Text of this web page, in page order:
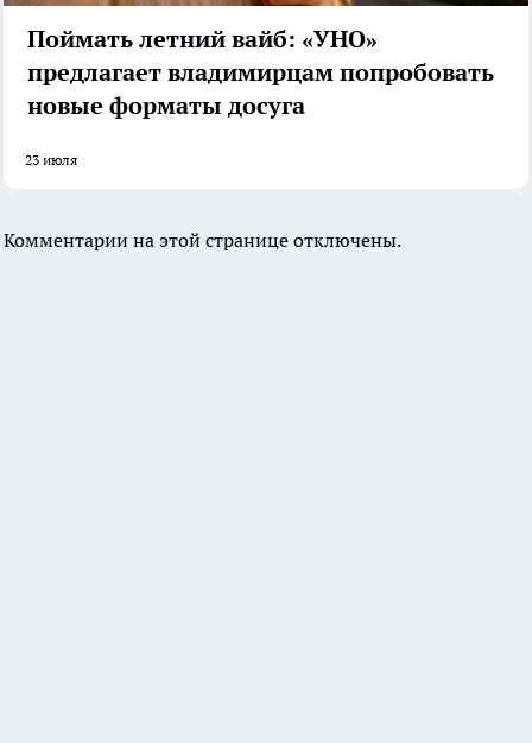
Поймать летний вайб: «УНО»
предлагает владимирцам попробовать
новые форматы досуга
23 июля
Комментарии на этой странице отключены.